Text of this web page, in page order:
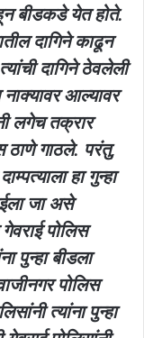
बीडकडे येत होते.
दागिने काढून
दागिने ठेवलेली
आल्यावर
लगेच तक्रार
ठाणे गाठले. परंतु,
हा गुन्हा
जा असे
पोलिस
पुन्हा बीडला
पोलिस
त्यांना पुन्हा